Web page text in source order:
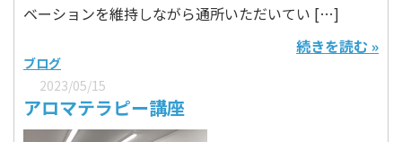
ベーションを維持しながら通所いただいてい […]
続きを読む »
ブログ
2023/05/15
アロマテラピー講座